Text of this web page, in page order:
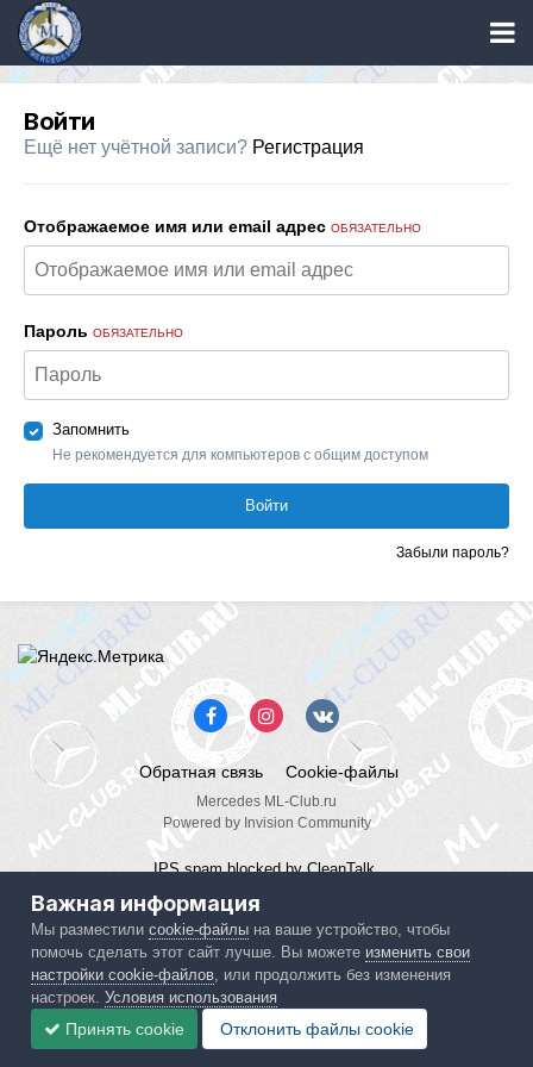
Войти
Ещё нет учётной записи? Регистрация
Отображаемое имя или email адрес ОБЯЗАТЕЛЬНО
Пароль ОБЯЗАТЕЛЬНО
Запомнить
Не рекомендуется для компьютеров с общим доступом
Войти
Забыли пароль?
Обратная связь Cookie-файлы
Mercedes ML-Club.ru
Powered by Invision Community
Важная информация
Мы разместилиcookie-файлы на ваше устройство, чтобы
помочь сделать этот сайт лучше. Вы можете изменить свои
настройки cookie-файлов , или продолжить без изменения
настроек.Условия использования
Принять cookie Отклонить файлы сookie
IPS spamblocked by CleanTalk.